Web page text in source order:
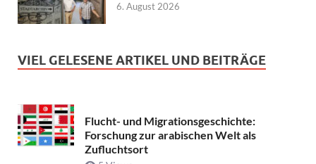
6. August 2026
VIEL GELESENE ARTIKEL UND BEITRÄGE
Flucht- und Migrationsgeschichte:
Forschung zur arabischen Welt als
Zufluchtsort